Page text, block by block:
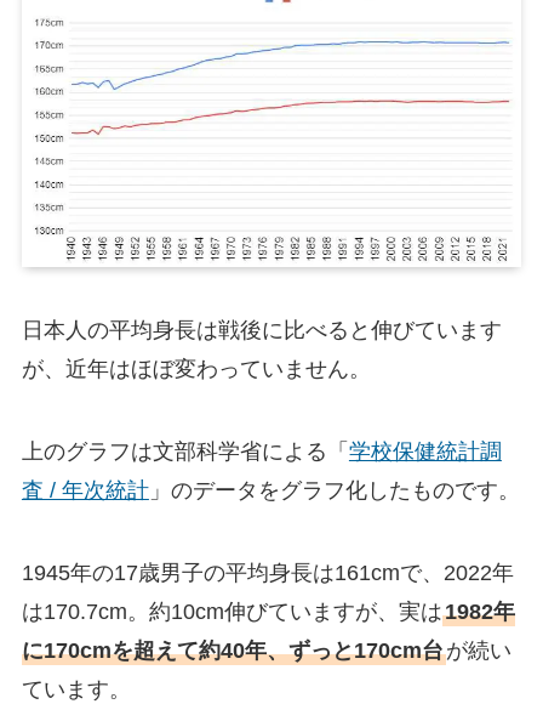
日本人の平均身長は戦後に比べると伸びています
が、近年はほぼ変わっていません。
上のグラフは文部科学省による「 学校保健統計調
査 / 年次統計」のデータをグラフ化したものです。
1945年の17歳男子の平均身長は161cmで、2022年
は170.7cm。約10cm伸びていますが、実は1982年
に170cmを超えて約40年、ずっと170cm台が続い
ています。